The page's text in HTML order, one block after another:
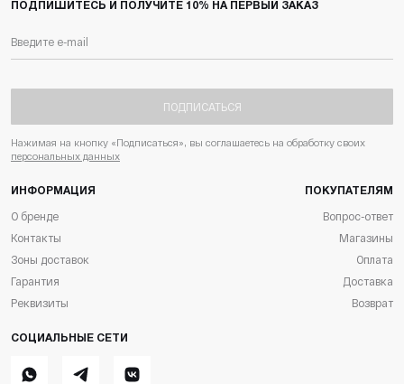
ПОДПИШИТЕСЬ И ПОЛУЧИТЕ 10% НА ПЕРВЫЙ ЗАКАЗ
ПОДПИСАТЬСЯ
Нажимая на кнопку «Подписаться», вы соглашаетесь на обработку своих
персональных данных
ИНФОРМАЦИЯ
О бренде
Контакты
Зоны доставок
Гарантия
Реквизиты
ПОКУПАТЕЛЯМ
Вопрос-ответ
Магазины
Оплата
Доставка
Возврат
СОЦИАЛЬНЫЕ СЕТИ
WhatsappTelegram ВКонтакте